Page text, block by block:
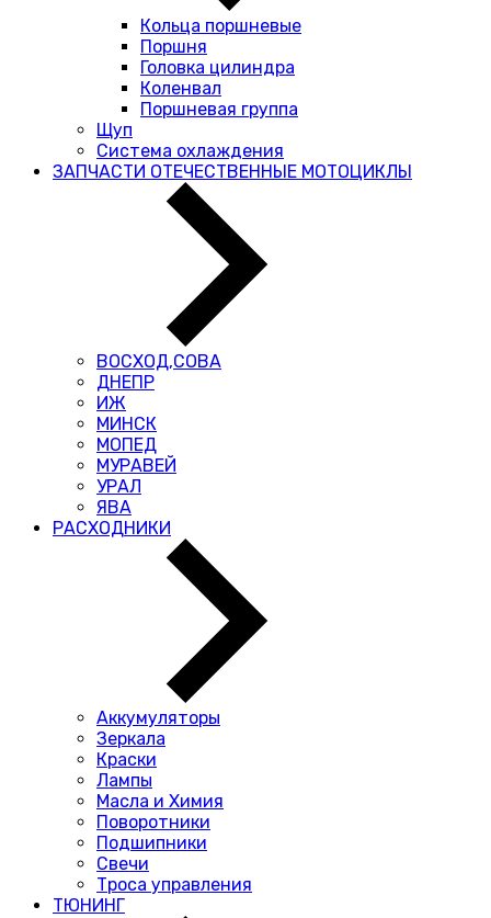
Кольца поршневые
Поршня
Головка цилиндра
Коленвал
Поршневая группа
Щуп
Система охлаждения
ЗАПЧАСТИ ОТЕЧЕСТВЕННЫЕ МОТОЦИКЛЫ
ВОСХОД,СОВА
ДНЕПР
ИЖ
МИНСК
МОПЕД
МУРАВЕЙ
УРАЛ
ЯВА
РАСХОДНИКИ
Аккумуляторы
Зеркала
Краски
Лампы
Масла и Химия
Поворотники
Подшипники
Свечи
Троса управления
ТЮНИНГ